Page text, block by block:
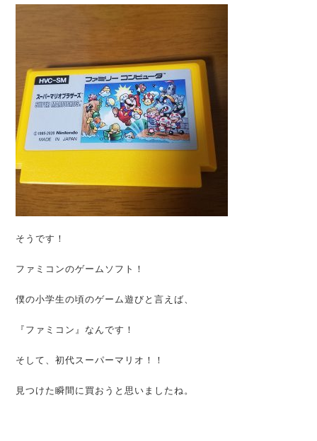
そうです！
ファミコンのゲームソフト！
僕の小学生の頃のゲーム遊びと言えば、
『ファミコン』なんです！
そして、初代スーパーマリオ！！
見つけた瞬間に買おうと思いましたね。